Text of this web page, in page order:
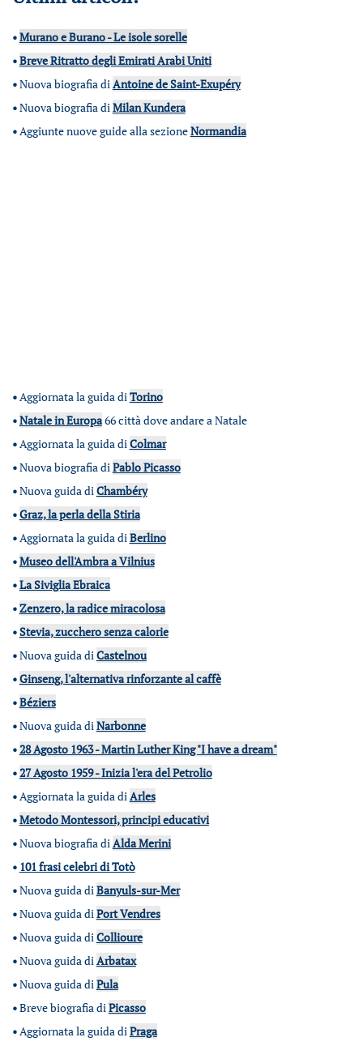
•Murano e Burano - Le isole sorelle
•Breve Ritratto degli Emirati Arabi Uniti
•Nuova biografia diAntoine de Saint-Exupéry
•Nuova biografia diMilan Kundera
•Aggiunte nuove guide alla sezioneNormandia
•Aggiornata la guida diTorino
•Natale in Europa66 città dove andare a Natale
•Aggiornata la guida diColmar
•Nuova biografia diPablo Picasso
•Nuova guida diChambéry
•Graz, la perla della Stiria
•Aggiornata la guida diBerlino
•Museo dell'Ambra a Vilnius
•La Siviglia Ebraica
•Zenzero, la radice miracolosa
•Stevia, zucchero senza calorie
•Nuova guida diCastelnou
•Ginseng, l'alternativa rinforzante al caffè
•Béziers
•Nuova guida diNarbonne
•28 Agosto 1963 - Martin Luther King "I have a dream"
•27 Agosto 1959 - Inizia l'era del Petrolio
•Aggiornata la guida diArles
•Metodo Montessori, principi educativi
•Nuova biografia diAlda Merini
• 101 frasi celebri di Totò
•Nuova guida diBanyuls-sur-Mer
•Nuova guida diPort Vendres
•Nuova guida diCollioure
•Nuova guida diArbatax
•Nuova guida diPula
•Breve biografia diPicasso
•Aggiornata la guida diPraga